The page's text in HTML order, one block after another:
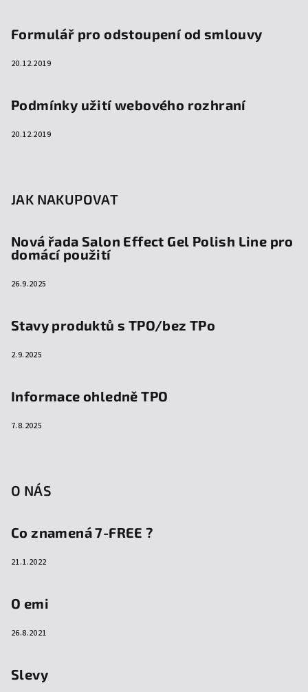
Formulář pro odstoupení od smlouvy
20.12.2019
Podmínky užití webového rozhraní
20.12.2019
JAK NAKUPOVAT
Nová řada Salon Effect Gel Polish Line pro
domácí použití
26.9.2025
Stavy produktů s TPO/bez TPo
2.9.2025
Informace ohledně TPO
7.8.2025
O NÁS
Co znamená 7-FREE ?
21.1.2022
O emi
26.8.2021
Slevy